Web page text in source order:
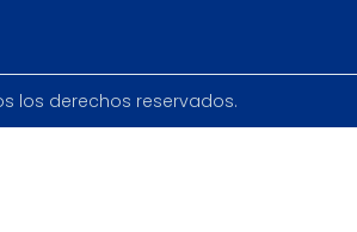
los derechos reservados.